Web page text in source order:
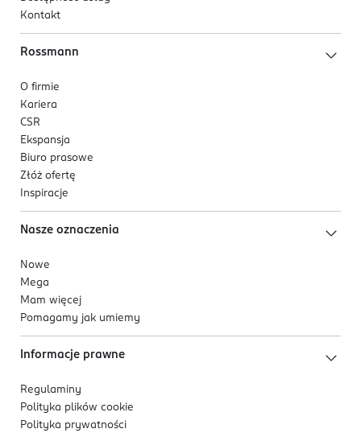
Kontakt
Rossmann
O firmie
Kariera
CSR
Ekspansja
Biuro prasowe
Złóż ofertę
Inspiracje
Nasze oznaczenia
Nowe
Mega
Mam więcej
Pomagamy jak umiemy
Informacje prawne
Regulaminy
Polityka plików cookie
Polityka prywatności